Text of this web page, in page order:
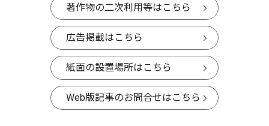
著作物の二次利用等はこちら
広告掲載はこちら
紙面の設置場所はこちら
Web版記事のお問合せはこちら